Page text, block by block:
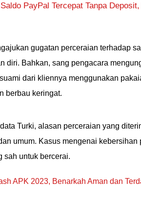
PayPal Tercepat Tanpa
gugatan perceraian terhadap
diri. Bahkan, sang pengacara
dari kliennya menggunakan
berbau keringat.
Turki, alasan perceraian yang
umum. Kasus mengenai kebersihan
sah untuk bercerai.
APK 2023, Benarkah Aman dan